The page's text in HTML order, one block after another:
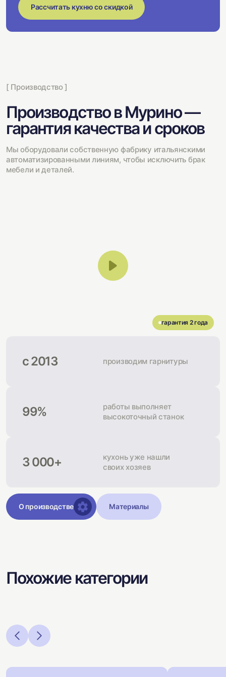
Рассчитать кухню со скидкой
[ Производство ]
Производство в Мурино —
гарантия качества и сроков
Мы оборудовали собственную фабрику итальянскими
автоматизированными линиям, чтобы исключить брак
мебели и деталей.
гарантия 2 года
с 2013 производим гарнитуры
99%
работы выполняет
высокоточный станок
3 000+
кухонь уже нашли
своих хозяев
О производстве Материалы
Похожие категории